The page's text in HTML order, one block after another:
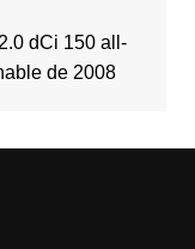
dCi 150 all-
de 2008